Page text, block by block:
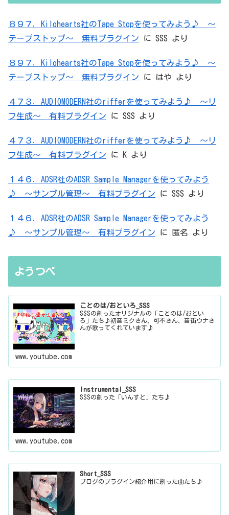
８９７．Kilohearts社のTape Stopを使ってみよう♪ ～
テープストップ～ 無料プラグイン に SSS より
８９７．Kilohearts社のTape Stopを使ってみよう♪ ～
テープストップ～ 無料プラグイン に はや より
４７３．AUDIOMODERN社のrifferを使ってみよう♪ ～リ
フ生成～ 有料プラグイン に SSS より
４７３．AUDIOMODERN社のrifferを使ってみよう♪ ～リ
フ生成～ 有料プラグイン に K より
１４６．ADSR社のADSR Sample Managerを使ってみよう
♪ ～サンプル管理～ 有料プラグイン に SSS より
１４６．ADSR社のADSR Sample Managerを使ってみよう
♪ ～サンプル管理～ 有料プラグイン に 匿名 より
ようつべ
ことのは/おといろ_SSS
SSSの創ったオリジナルの「ことのは/おとい
ろ」たち♪初音ミクさん、可不さん、音街ウナさ
んが歌ってくれています♪
www.youtube.com
Instrumental_SSS
SSSの創った「いんすと」たち♪
www.youtube.com
Short_SSS
ブログのプラグイン紹介用に創った曲たち♪